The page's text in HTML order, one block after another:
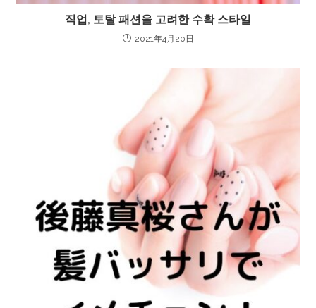
직업, 토탈 패션을 고려한 수확 스타일
2021年4月20日